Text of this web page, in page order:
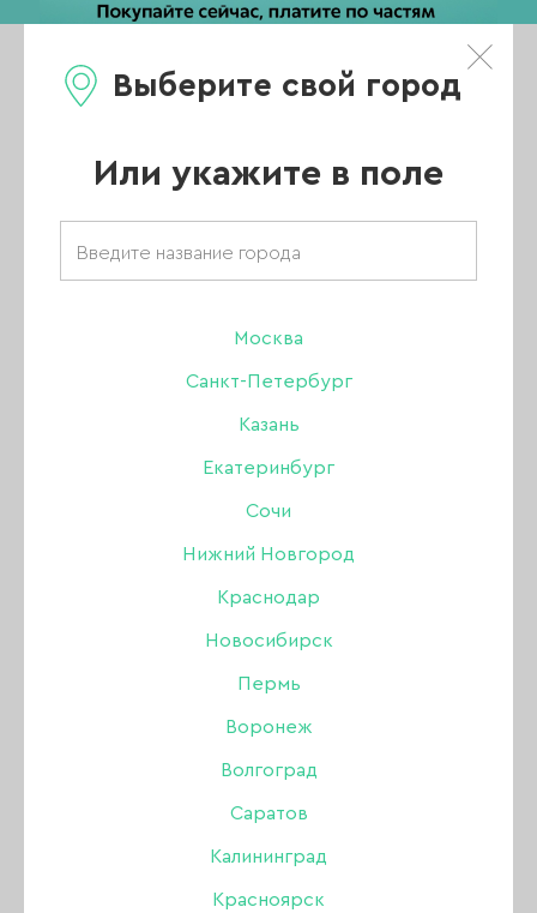
Выберите свой город
Или укажите в поле
Москва
Санкт-Петербург
Казань
Екатеринбург
Сочи
Нижний Новгород
Краснодар
Новосибирск
Пермь
Воронеж
Волгоград
Саратов
Калининград
Красноярск
Каталог
Главная/
Каталог/
Жидкости /
Обезжириватель / Дегидратор/